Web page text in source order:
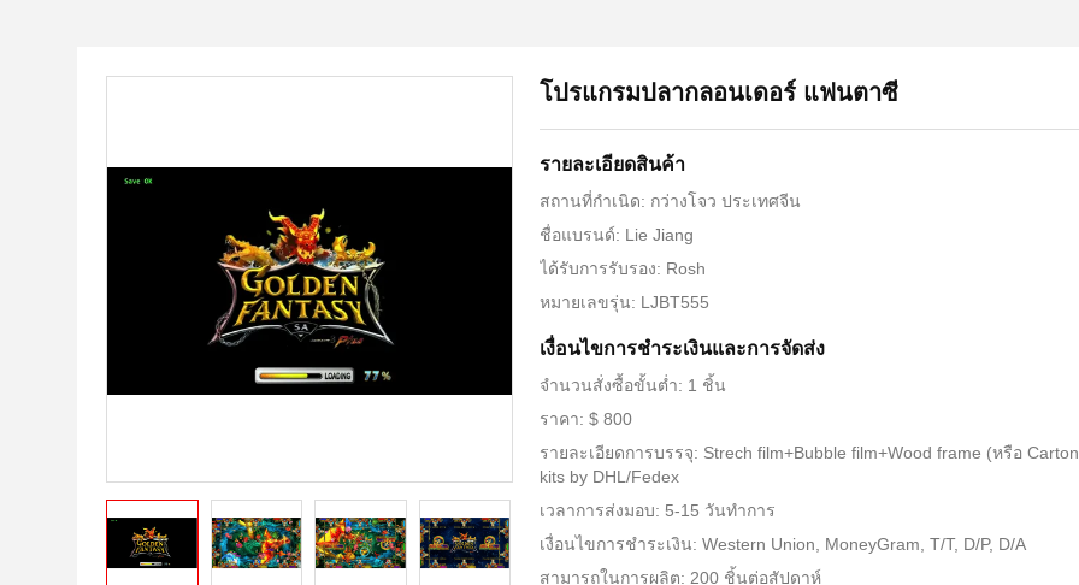
โปรแกรมปลากลอนเดอร์ แฟนตาซี
รายละเอียดสินค้า
สถานที่กำเนิด: กว่างโจว ประเทศจีน
ชื่อแบรนด์: Lie Jiang
ได้รับการรับรอง: Rosh
หมายเลขรุ่น: LJBT555
เงื่อนไขการชําระเงินและการจัดส่ง
จำนวนสั่งซื้อขั้นต่ำ: 1 ชิ้น
ราคา: $ 800
รายละเอียดการบรรจุ: Strech film+Bubble film+Wood frame (หรือ
kits by DHL/Fedex
เวลาการส่งมอบ: 5-15 วันทำการ
เงื่อนไขการชำระเงิน: Western Union, MoneyGram, T/T, D/P, D/A
สามารถในการผลิต: 200 ชิ้นต่อสัปดาห์